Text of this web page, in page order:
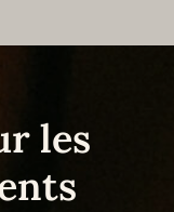
les